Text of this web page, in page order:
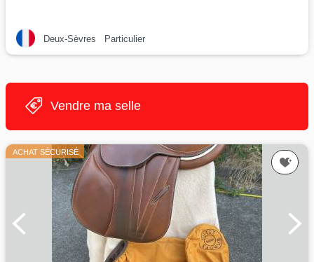
Deux-Sèvres Particulier
Vendre ma selle
ACHAT SÉCURISÉ